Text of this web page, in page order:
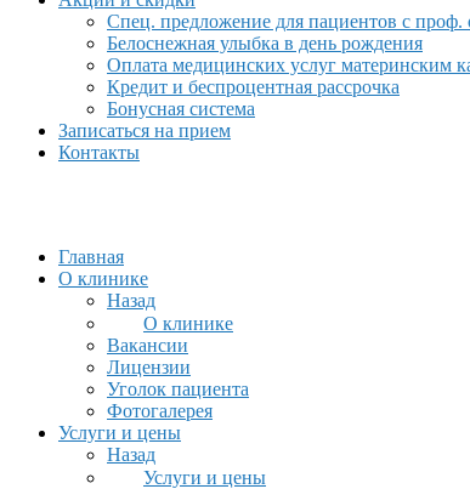
Спец. предложение для пациентов с проф.
Белоснежная улыбка в день рождения
Оплата медицинских услуг материнским
Кредит и беспроцентная рассрочка
Бонусная система
Записаться на прием
Контакты
Главная
О клинике
Назад
О клинике
Вакансии
Лицензии
Уголок пациента
Фотогалерея
Услуги и цены
Назад
Услуги и цены